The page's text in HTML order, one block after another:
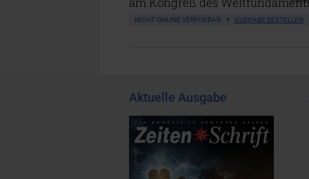
NICHT ONLINE VERFÜGBAR AUSGABE BESTELLEN
Aktuelle Ausgabe